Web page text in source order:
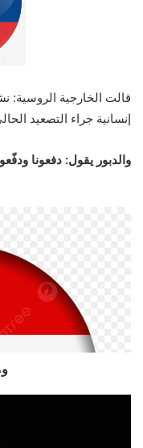
قالت الخارجية الروسية:
إنسانية جراء التصعيد
والدبور يقول: دفعونا